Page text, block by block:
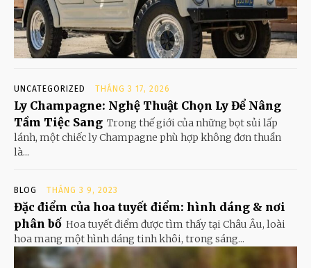
UNCATEGORIZED THÁNG 3 17, 2026
Ly Champagne: Nghệ Thuật Chọn Ly Để Nâng
Tầm Tiệc Sang Trong thế giới của những bọt sủi lấp
lánh, một chiếc ly Champagne phù hợp không đơn thuần
là...
BLOG THÁNG 3 9, 2023
Đặc điểm của hoa tuyết điểm: hình dáng & nơi
phân bố Hoa tuyết điểm được tìm thấy tại Châu Âu, loài
hoa mang một hình dáng tinh khôi, trong sáng...